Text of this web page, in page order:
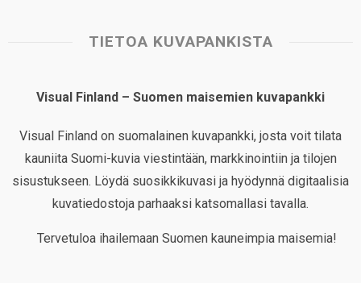
TIETOA KUVAPANKISTA
Visual Finland – Suomen maisemien kuvapankki
Visual Finland on suomalainen kuvapankki, josta voit tilata
kauniita Suomi-kuvia viestintään, markkinointiin ja tilojen
sisustukseen. Löydä suosikkikuvasi ja hyödynnä digitaalisia
kuvatiedostoja parhaaksi katsomallasi tavalla.
Tervetuloa ihailemaan Suomen kauneimpia maisemia!